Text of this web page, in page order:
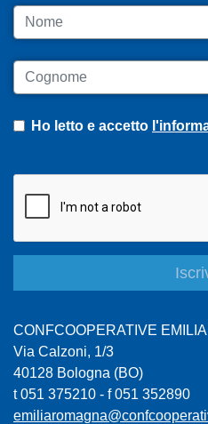
Nome
Cognome
Ho letto e accetto
CONFCOOPERATIVE
Via Calzoni, 1/3
40128 Bologna (BO)
t 051 375210 - f 051 352890